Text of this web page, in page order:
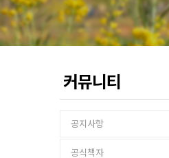
커뮤니티
공지사항
공식책자